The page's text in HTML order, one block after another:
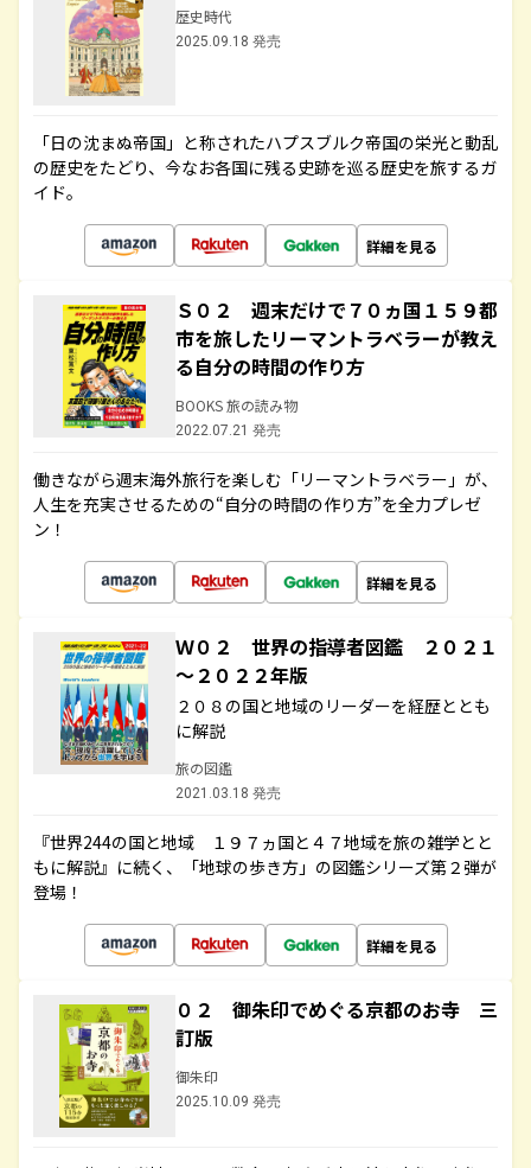
歴史時代
2025.09.18 発売
「日の沈まぬ帝国」と称されたハプスブルク帝国の栄光と動乱
の歴史をたどり、今なお各国に残る史跡を巡る歴史を旅するガ
イド。
詳細を見る
Ｓ０２ 週末だけで７０ヵ国１５９都
市を旅したリーマントラベラーが教え
る自分の時間の作り方
BOOKS 旅の読み物
2022.07.21 発売
働きながら週末海外旅行を楽しむ「リーマントラベラー」が、
人生を充実させるための“自分の時間の作り方”を全力プレゼ
ン！
詳細を見る
Ｗ０２ 世界の指導者図鑑 ２０２１
～２０２２年版
２０８の国と地域のリーダーを経歴ととも
に解説
旅の図鑑
2021.03.18 発売
『世界244の国と地域 １９７ヵ国と４７地域を旅の雑学とと
もに解説』に続く、「地球の歩き方」の図鑑シリーズ第２弾が
登場！
詳細を見る
０２ 御朱印でめぐる京都のお寺 三
訂版
御朱印
2025.10.09 発売